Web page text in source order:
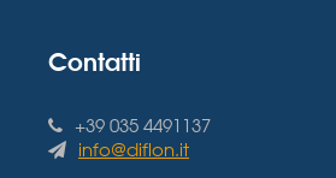
Contatti
+39 035 4491137
info@diflon.it